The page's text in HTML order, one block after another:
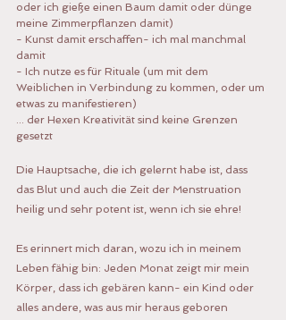
oder ich gieße einen Baum damit oder dünge
meine Zimmerpflanzen damit)
- Kunst damit erschaffen- ich mal manchmal
damit
- Ich nutze es für Rituale (um mit dem
Weiblichen in Verbindung zu kommen, oder um
etwas zu manifestieren)
... der Hexen Kreativität sind keine Grenzen
gesetzt
Die Hauptsache, die ich gelernt habe ist, dass
das Blut und auch die Zeit der Menstruation
heilig und sehr potent ist, wenn ich sie ehre!
Es erinnert mich daran, wozu ich in meinem
Leben fähig bin: Jeden Monat zeigt mir mein
Körper, dass ich gebären kann- ein Kind oder
alles andere, was aus mir heraus geboren